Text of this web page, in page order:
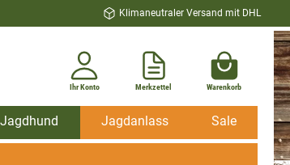
Klimaneutraler Versand mit DHL
Ihr Konto Merkzettel Warenkorb
Jagdhund Jagdanlass Sale